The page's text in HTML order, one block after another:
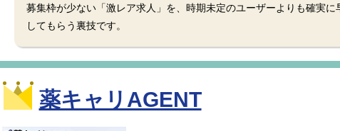
募集枠が少ない「激レア求人」を、時期未定のユーザーよりも確実に
してもらう裏技です。
薬キャリAGENT